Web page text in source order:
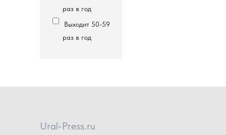
раз в год
Выходит 50-59
раз в год
Ural-Press.ru